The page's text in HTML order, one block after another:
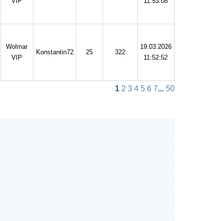
Wolmar
VIP
Konstantin72 25 322
19.03.2026
11:52:52
1 2 3 4 5 6 7... 50